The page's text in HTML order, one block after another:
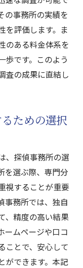
の事務所の実績を
を評価します。ま
のある料金体系を
歩です。このよう
査の成果に直結し
ための選択
、探偵事務所の選
を選ぶ際、専門分
視することが重要
事務所では、独自
、精度の高い結果
ームページや口コ
ことで、安心して
ができます。本記